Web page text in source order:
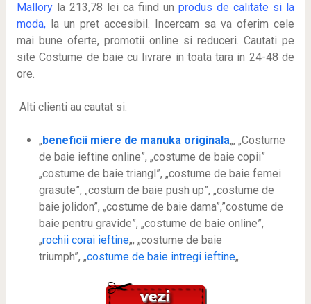
Mallory la 213,78 lei ca fiind unprodus de calitate si la
moda,la un pret accesibil. Incercam sa va oferim cele
mai bune oferte, promotii online si reduceri. Cautati pe
site Costume de baie cu livrare in toata tara in 24-48 de
ore.
Alti clienti au cautat si:
„beneficii miere de manuka originala„, „Costume
de baie ieftine online”, „costume de baie copii”
„costume de baie triangl”, „costume de baie femei
grasute”, „costum de baie push up”, „costume de
baie jolidon”, „costume de baie dama”,”costume de
baie pentru gravide”, „costume de baie online”,
„rochii corai ieftine„, „costume de baie
triumph”, „costume de baie intregi ieftine„